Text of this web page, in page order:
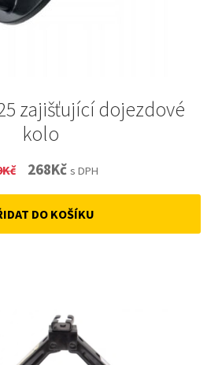
zajišťující dojezdové
kolo
Kč
Original
price
was:
268KčCurrent
price
is:
s DPH
DO KOŠÍKU